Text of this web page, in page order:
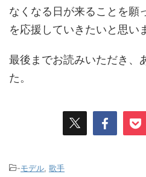
なくなる日が来ることを願
を応援していきたいと思い
最後までお読みいただき、
た。
-モデル 歌手